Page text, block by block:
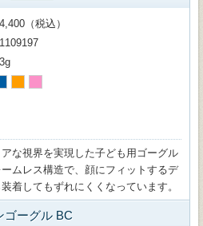
（税込）
な視界を実現した子ども用ゴーグル
ムレス構造で、顔にフィットするデ
着してもずれにくくなっています。
ゴーグル BC